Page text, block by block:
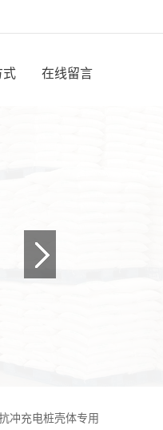
式 在线留言
冲充电桩壳体专用